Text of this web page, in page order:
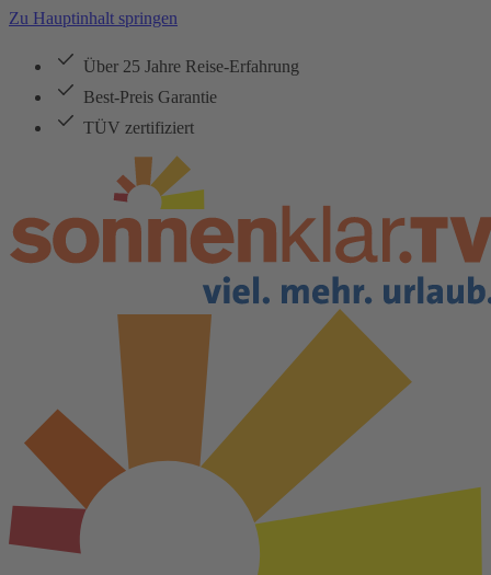
Zu Hauptinhalt springen
Über 25 Jahre Reise-Erfahrung
Best-Preis Garantie
TÜV zertifiziert